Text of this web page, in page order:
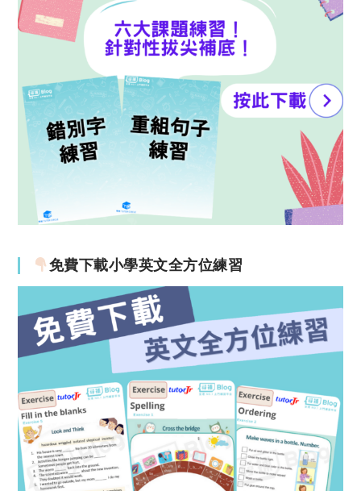
免費下載小學英文全方位練習